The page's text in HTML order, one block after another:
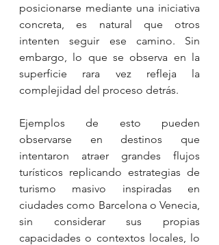
posicionarse mediante una iniciativa
concreta, es natural que otros
intenten seguir ese camino. Sin
embargo, lo que se observa en la
superficie rara vez refleja la
complejidad del proceso detrás.
Ejemplos de esto pueden
observarse en destinos que
intentaron atraer grandes flujos
turísticos replicando estrategias de
turismo masivo inspiradas en
ciudades como Barcelona o Venecia,
sin considerar sus propias
capacidades o contextos locales, lo